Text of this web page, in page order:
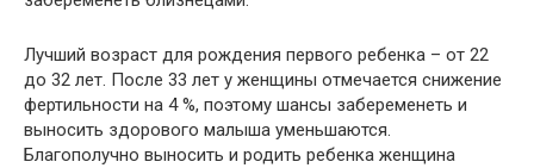
Лучший возраст для рождения первого ребенка – от 22
до 32 лет. После 33 лет у женщины отмечается снижение
фертильности на 4 %, поэтому шансы забеременеть и
выносить здорового малыша уменьшаются.
Благополучно выносить и родить ребенка женщина